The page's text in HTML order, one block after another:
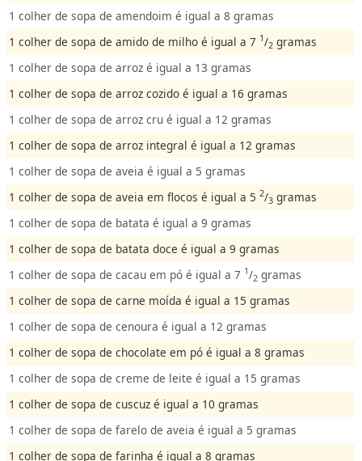
1 colher de sopa de amendoim é igual a 8 gramas
1 colher de sopa de amido de milho é igual a 7 1/2gramas
1 colher de sopa de arroz é igual a 13 gramas
1 colher de sopa de arroz cozido é igual a 16 gramas
1 colher de sopa de arroz cru é igual a 12 gramas
1 colher de sopa de arroz integral é igual a 12 gramas
1 colher de sopa de aveia é igual a 5 gramas
1 colher de sopa de aveia em flocos é igual a 5 2/3gramas
1 colher de sopa de batata é igual a 9 gramas
1 colher de sopa de batata doce é igual a 9 gramas
1 colher de sopa de cacau em pó é igual a 7 1/2gramas
1 colher de sopa de carne moída é igual a 15 gramas
1 colher de sopa de cenoura é igual a 12 gramas
1 colher de sopa de chocolate em pó é igual a 8 gramas
1 colher de sopa de creme de leite é igual a 15 gramas
1 colher de sopa de cuscuz é igual a 10 gramas
1 colher de sopa de farelo de aveia é igual a 5 gramas
1 colher de sopa de farinha é igual a 8 gramas